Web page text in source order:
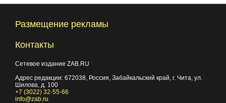
Размещение рекламы
Контакты
Сетевое издание ZAB.RU
Адрес редакции: 672038 , Россия, Забайкальский край, г. Чита ул.
Шилова, д. 100
+7 (3022) 32-55-66
info@zab.ru